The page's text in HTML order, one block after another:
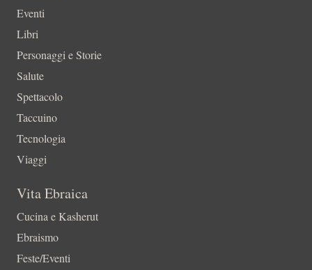
Eventi
Libri
Personaggi e Storie
Salute
Spettacolo
Taccuino
Tecnologia
Viaggi
Vita Ebraica
Cucina e Kasherut
Ebraismo
Feste/Eventi